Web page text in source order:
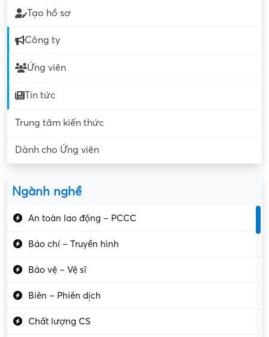
Tạo hồ sơ
Công ty
Ứng viên
Tin tức
Trung tâm kiến thức
Dành cho Ứng viên
Ngành nghề
An toàn lao động – PCCC
Báo chí – Truyền hình
Bảo vệ – Vệ sĩ
Biên – Phiên dịch
Chất lượng CS